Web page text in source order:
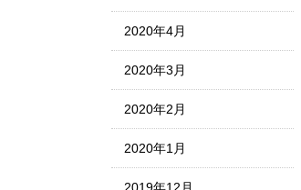
2020年4月
2020年3月
2020年2月
2020年1月